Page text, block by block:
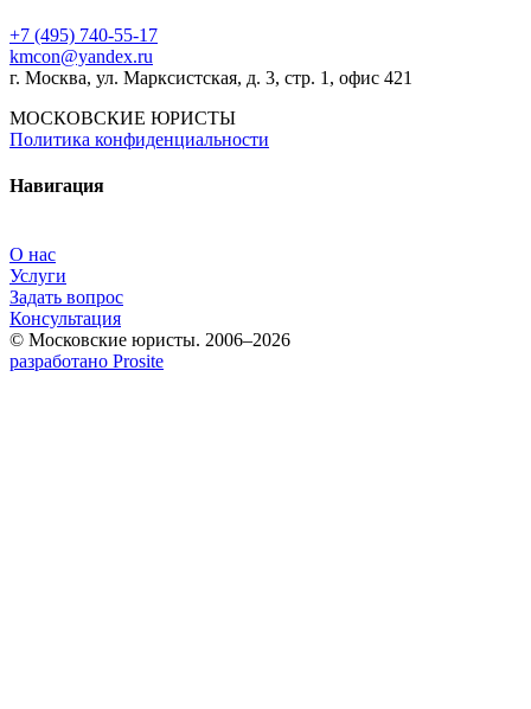
+7 (495) 740‑55‑17
kmcon@yandex.ru
г. Москва, ул. Марксистская, д. 3, стр. 1, офис 421
МОСКОВСКИЕ ЮРИСТЫ
Политика конфиденциальности
Навигация
О нас
Услуги
Задать вопрос
Консультация
© Московские юристы. 2006–2026
разработано Prosite